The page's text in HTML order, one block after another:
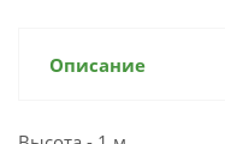
Описание